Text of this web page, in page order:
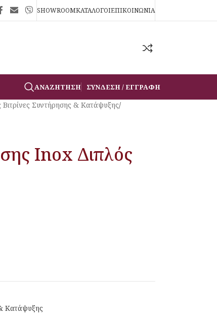
SHOWROOMΚΑΤΑΛΟΓΟΙΕΠΙΚΟΙΝΩΝΙΑ
ΑΝΑΖΉΤΗΣΗ ΣΎΝΔΕΣΗ / ΕΓΓΡΑΦΉ
Συντήρησης & Κατάψυξης/
Inox Διπλός
Κατάψυξης